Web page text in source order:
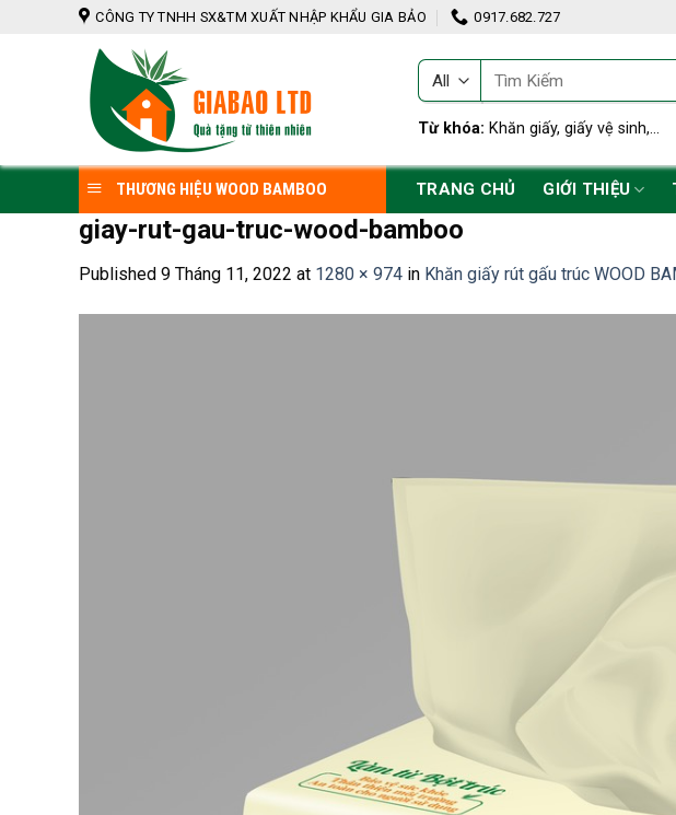
CÔNG TY TNHH SX&TM XUẤT NHẬP KHẨU GIA BẢO 0917.682.727
Tìm
Từ khóa: Khăn giấy, giấy vệ sinh,...
THƯƠNG HIỆU WOOD BAMBOO TRANG CHỦ GIỚI THIỆU
giay-rut-gau-truc-wood-bamboo
Published 9 Tháng 11, 2022 at 1280 × 974 in Khăn giấy rút gấu trúc WOOD